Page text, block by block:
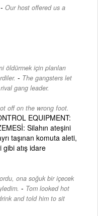
- Our host offered us a
öldürmek için planları
- The gangsters let
gang leader.
off on the wrong foot.
EQUIPMENT:
Silahın ateşini
taşınan komuta aleti,
atış idare
ona soğuk bir içecek
- Tom looked hot
and told him to sit